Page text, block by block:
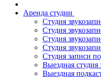
Аренда студии
Студия
Студия
Студия
Студия
Студия записи
Выездная студия
Выездная